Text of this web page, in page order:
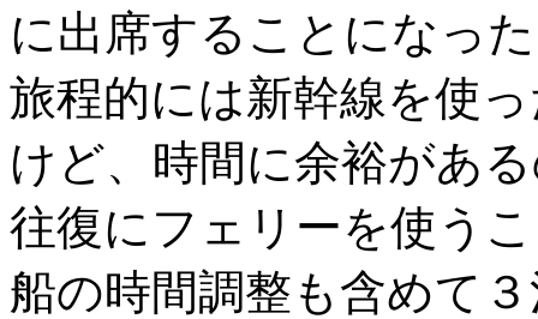
に出席することになっ
旅程的には新幹線を使
けど、時間に余裕があ
往復にフェリーを使う
船の時間調整も含めて